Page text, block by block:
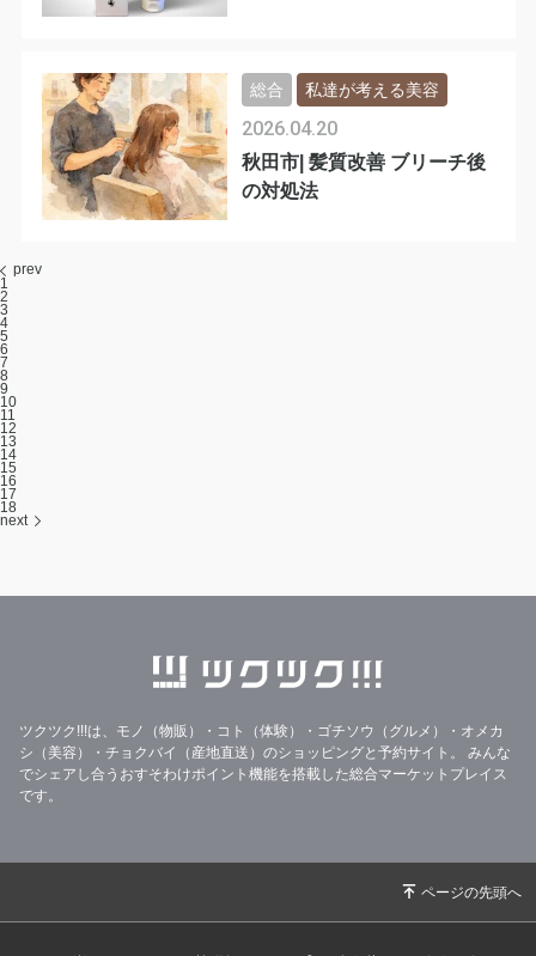
秋田市| 髪質改善 ブリーチ後
の対処法
2026.04.20
総合 私達が考える美容
prev
1
2
3
4
5
6
7
8
9
10
11
12
13
14
15
16
17
18
next
ツクツク!!!は、モノ（物販）・コト（体験）・ゴチソウ（グルメ）・オメカ
シ（美容）・チョクバイ（産地直送）のショッピングと予約サイト。
みんな
でシェアし合うおすそわけポイント機能を搭載した総合マーケットプレイス
です。